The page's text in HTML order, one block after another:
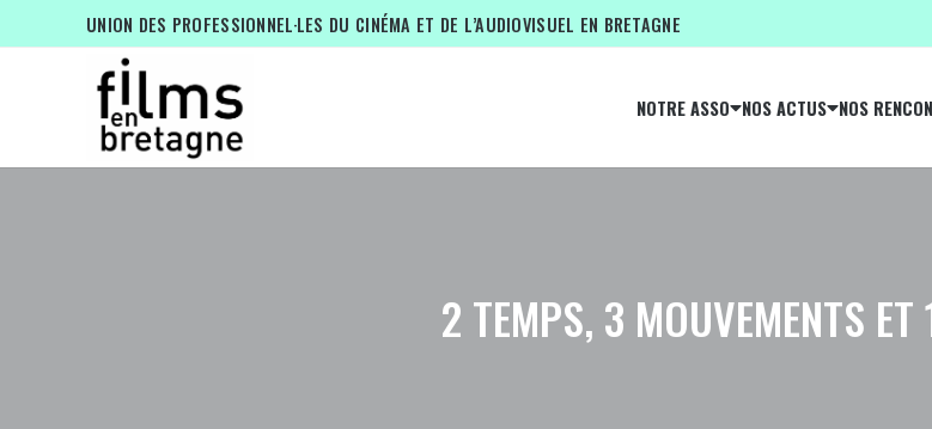
UNION DES PROFESSIONNEL·LES DU CINÉMA ET DE L’AUDIOVISUEL EN BRETAGNE
NOTRE ASSO NOS ACTUS NOS
2 TEMPS, 3 MOUVEMENTS ET